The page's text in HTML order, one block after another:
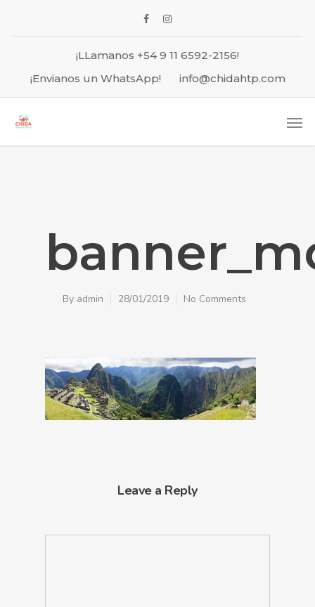
¡LLamanos +54 9 11 6592-2156!
¡Envianos un WhatsApp!
info@chidahtp.com
By admin 28/01/2019 No Comments
Leave a Reply